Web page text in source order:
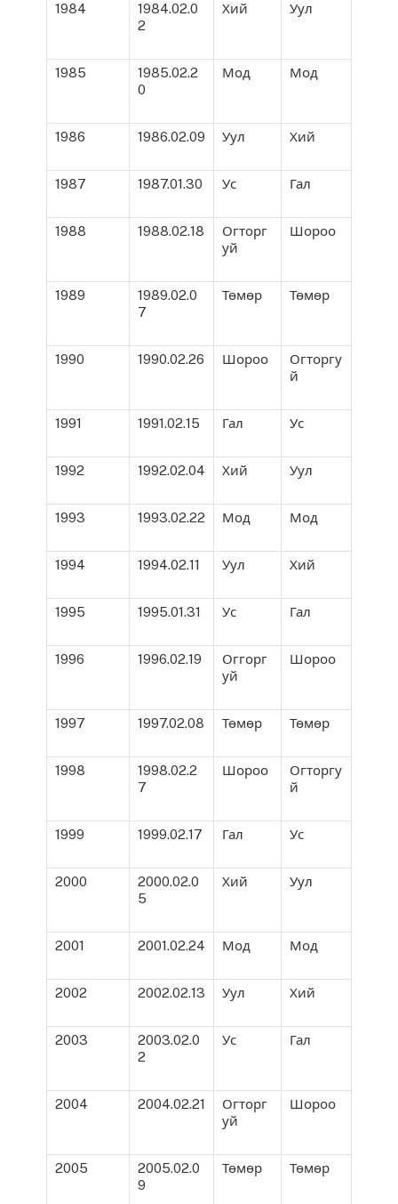
1984
1984.02.0
2
Хий Уул
1985
1985.02.2
0
Мод Мод
1986 1986.02.09 Уул Хий
1987 1987.01.30 Ус Гал
1988 1988.02.18
Огторг
уй
Шороо
1989
1989.02.0
7
Төмөр Төмөр
1990 1990.02.26 Шороо
Огторгу
й
1991 1991.02.15 Гал Ус
1992 1992.02.04 Хий Уул
1993 1993.02.22 Мод Мод
1994 1994.02.11 Уул Хий
1995 1995.01.31 Ус Гал
1996 1996.02.19
Оггорг
уй
Шороо
1997 1997.02.08 Төмөр Төмөр
1998
1998.02.2
7
Шороо
Огторгу
й
1999 1999.02.17 Гал Ус
2000
2000.02.0
5
Хий Уул
2001 2001.02.24 Мод Мод
2002 2002.02.13 Уул Хий
2003
2003.02.0
2
Ус Гал
2004 2004.02.21
Огторг
уй
Шороо
2005
2005.02.0
9
Төмөр Төмөр